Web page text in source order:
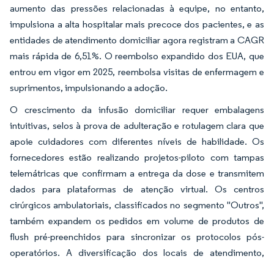
aumento das pressões relacionadas à equipe, no entanto,
impulsiona a alta hospitalar mais precoce dos pacientes, e as
entidades de atendimento domiciliar agora registram a CAGR
mais rápida de 6,51%. O reembolso expandido dos EUA, que
entrou em vigor em 2025, reembolsa visitas de enfermagem e
suprimentos, impulsionando a adoção.
O crescimento da infusão domiciliar requer embalagens
intuitivas, selos à prova de adulteração e rotulagem clara que
apoie cuidadores com diferentes níveis de habilidade. Os
fornecedores estão realizando projetos-piloto com tampas
telemátricas que confirmam a entrega da dose e transmitem
dados para plataformas de atenção virtual. Os centros
cirúrgicos ambulatoriais, classificados no segmento "Outros",
também expandem os pedidos em volume de produtos de
flush pré-preenchidos para sincronizar os protocolos pós-
operatórios. A diversificação dos locais de atendimento,